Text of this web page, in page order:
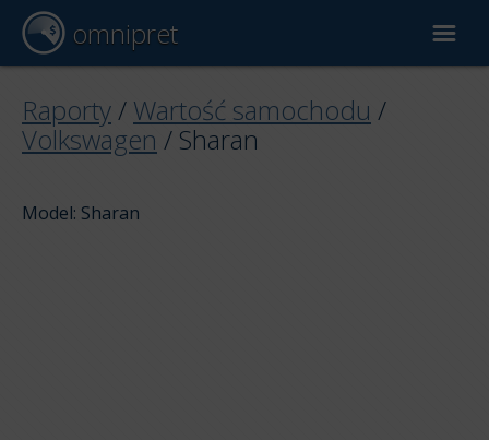
omnipret
Wycena samochodu
Raporty / Wartość samochodu /
Volkswagen / Sharan
Model: Sharan